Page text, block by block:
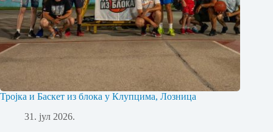
Тројка и Баскет из блока у Клупцима, Лозница
31. јул 2026.